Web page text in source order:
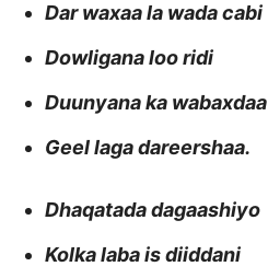
Dar waxaa la wada cabi
Dowligana loo ridi
Duunyana ka wabaxdaa
Geel laga dareershaa.
Dhaqatada dagaashiyo
Kolka laba is diiddani